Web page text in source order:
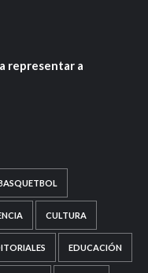
representar a
CULTURA
EDUCACIÓN